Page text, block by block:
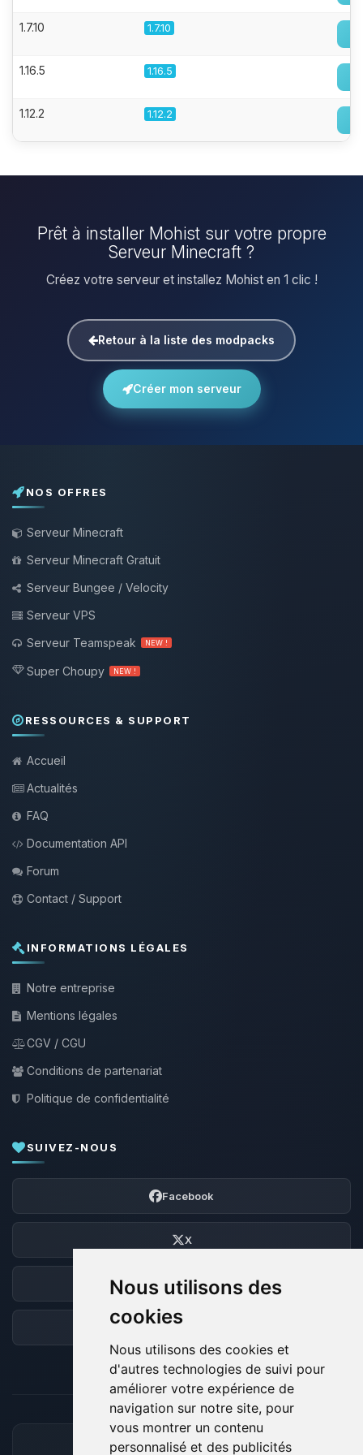
Nous utilisons des
cookies
Nous utilisons des cookies et
d'autres technologies de suivi pour
améliorer votre expérience de
navigation sur notre site, pour
vous montrer un contenu
personnalisé et des publicités
1.7.10 1.7.10
1.16.5 1.16.5
1.12.2 1.12.2
Prêt à installer Mohist sur votre propre
Serveur Minecraft ?
Créez votre serveur et installez Mohist en 1 clic !
Retour à la liste des modpacks
Créer mon serveur
NOS OFFRES
Serveur Minecraft
Serveur Minecraft Gratuit
Serveur Bungee / Velocity
Serveur VPS
Serveur Teamspeak
NEW !
Super Choupy NEW !
RESSOURCES & SUPPORT
Accueil
Actualités
FAQ
Documentation API
Forum
Contact / Support
INFORMATIONS LÉGALES
Notre entreprise
Mentions légales
CGV / CGU
Conditions de partenariat
Politique de confidentialité
SUIVEZ-NOUS
Facebook
X
Discord
Forum
MOYENS DE PAIEMENT ACCEPTÉS